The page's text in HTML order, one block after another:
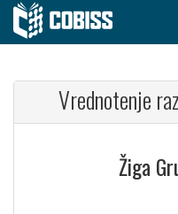
Vrednotenje
Žiga